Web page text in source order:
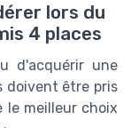
lors du
4 places
d'acquérir une
doivent être pris
le meilleur choix